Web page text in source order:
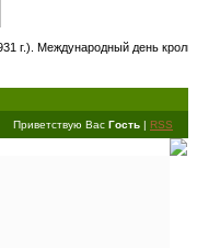
день кролика - 27
Приветствую Вас Гость | RSS